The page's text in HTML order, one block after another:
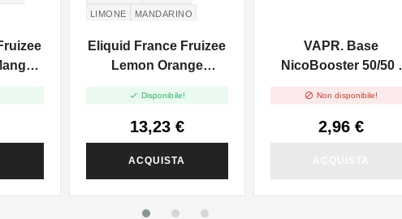
-
LIMONE
MANDARINO
Eliquid France Fruizee
Lemon Orange
10ml
 Disponibile!
13,23 €
ACQUISTA
VAPR. Base
NicoBooster 50/50 -
 Non disponibile!
2,96 €